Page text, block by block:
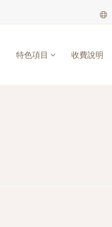
特色項目 收費說明